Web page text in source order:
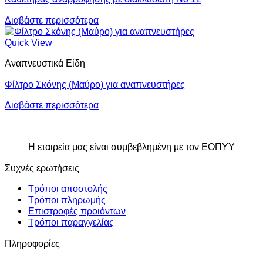
Διαβάστε περισσότερα
Quick View
Αναπνευστικά Είδη
Φίλτρο Σκόνης (Μαύρο) για αναπνευστήρες
Διαβάστε περισσότερα
Η εταιρεία μας είναι συμβεβλημένη με τον ΕΟΠΥΥ
Συχνές ερωτήσεις
Τρόποι αποστολής
Τρόποι πληρωμής
Επιστροφές προιόντων
Τρόποι παραγγελίας
Πληροφορίες